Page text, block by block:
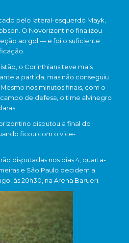
pelo lateral-esquerdo Mayk,
O Novorizontino finalizou
ao gol — e foi o suficiente
o Corinthians teve mais
a partida, mas não conseguiu
nos minutos finais, com o
de defesa, o time alvinegro
disputou a final do
ficou com o vice-
disputadas nos dias 4, quarta-
e São Paulo decidem a
às 20h30, na Arena Barueri.